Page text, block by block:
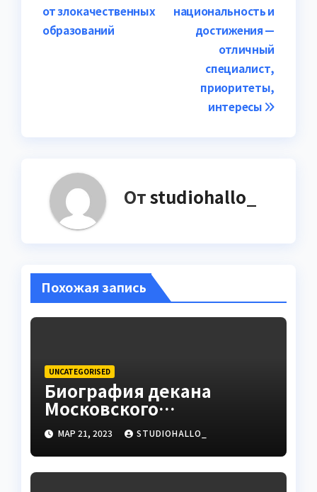
записям
национальность и
достижения —
отличный
специалист,
приоритеты,
интересы
от злокачественных
образований
Отstudiohallo_
Похожая запись
UNCATEGORISED
Биография декана
Московского
государственного
университета Андрея
Сидорова — от студента
до руководителя
МАР 21, 2023 STUDIOHALLO_